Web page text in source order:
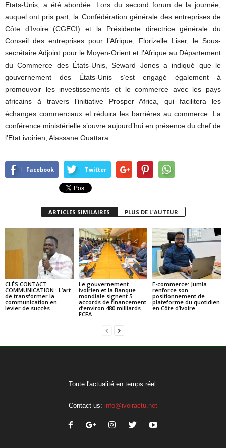
Etats-Unis, a été abordée. Lors du second forum de la journée,
auquel ont pris part, la Confédération générale des entreprises de
Côte d’Ivoire (CGECI) et la Présidente directrice générale du
Conseil des entreprises pour l’Afrique, Florizelle Liser, le Sous-
secrétaire Adjoint pour le Moyen-Orient et l’Afrique au Département
du Commerce des États-Unis, Seward Jones a indiqué que le
gouvernement des États-Unis s’est engagé également à
promouvoir les investissements et le commerce avec les pays
africains à travers l’initiative Prosper Africa, qui facilitera les
échanges commerciaux et réduira les barrières au commerce. La
conférence ministérielle s’ouvre aujourd’hui en présence du chef de
l’Etat ivoirien, Alassane Ouattara.
Facebook Twitter
ARTICLES SIMILAIRES PLUS DE L'AUTEUR
CLÉS CONTACT
COMMUNICATION : L’art
de transformer la
communication en
levier de succès
Le gouvernement
ivoirien et la Banque
mondiale signent 5
accords de financement
d’environ 480 milliards
FCFA
E-commerce: Jumia
renforce son
positionnement de
plateforme du quotidien
en Côte d’Ivoire
Toute l'actualité en temps réel.
Contact us: info@ivoiractu.net